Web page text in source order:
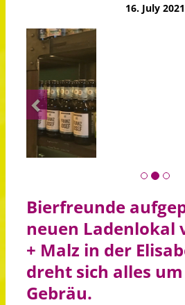
16. July 2021
Previous
Bierfreunde
neuen Ladenlokal
+ Malz in der
dreht sich alles
Gebräu.